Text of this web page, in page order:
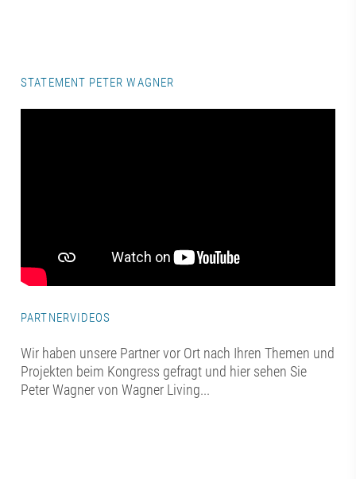
STATEMENT PETER WAGNER
PARTNERVIDEOS
Wir haben unsere Partner vor Ort nach Ihren Themen und
Projekten beim Kongress gefragt und hier sehen Sie
Peter Wagner von Wagner Living...